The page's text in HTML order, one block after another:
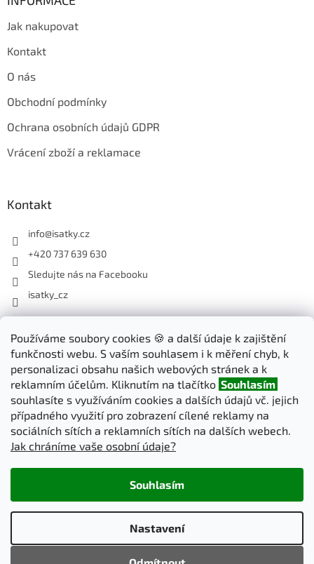
Používáme soubory cookies 🍪 a další údaje k zajištění
funkčnosti webu. S vaším souhlasem i k měření chyb, k
personalizaci obsahu našich webových stránek a k
reklamním účelům. Kliknutím na tlačítko Souhlasím
souhlasíte s využíváním cookies a dalších údajů vč. jejich
případného využití pro zobrazení cílené reklamy na
sociálních sítích a reklamních sítích na dalších webech.
Jak chráníme vaše osobní údaje?
Nastavení
Souhlasím
Jak nakupovat
Kontakt
O nás
Obchodní podmínky
Ochrana osobních údajů GDPR
Vrácení zboží a reklamace
Kontakt
info@isatky.cz
+420 737 639 630
Sledujte nás na Facebooku
isatky_cz
Odebírat newsletter
Vložte svůj e-mail a my vám budeme zasílat informace o nových
produktech na našem e-shopu.
E-mail
PŘIHLÁSIT SE